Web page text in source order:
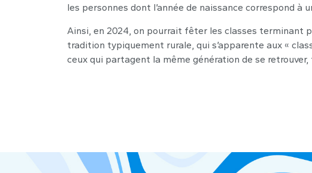
les personnes dont l’année de naissance correspond à
Ainsi, en 2024, on pourrait fêter les classes terminant
tradition typiquement rurale, qui s’apparente aux «
ceux qui partagent la même génération de se